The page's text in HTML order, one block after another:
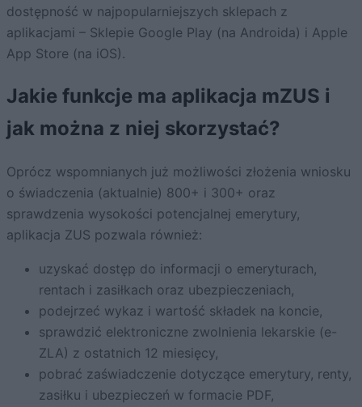
dostępność w najpopularniejszych sklepach z
aplikacjami – Sklepie Google Play (na Androida) i Apple
App Store (na iOS).
Jakie funkcje ma aplikacja mZUS i
jak można z niej skorzystać?
Oprócz wspomnianych już możliwości złożenia wniosku
o świadczenia (aktualnie) 800+ i 300+ oraz
sprawdzenia wysokości potencjalnej emerytury,
aplikacja ZUS pozwala również:
uzyskać dostęp do informacji o emeryturach,
rentach i zasiłkach oraz ubezpieczeniach,
podejrzeć wykaz i wartość składek na koncie,
sprawdzić elektroniczne zwolnienia lekarskie (e-
ZLA) z ostatnich 12 miesięcy,
pobrać zaświadczenie dotyczące emerytury, renty,
zasiłku i ubezpieczeń w formacie PDF,